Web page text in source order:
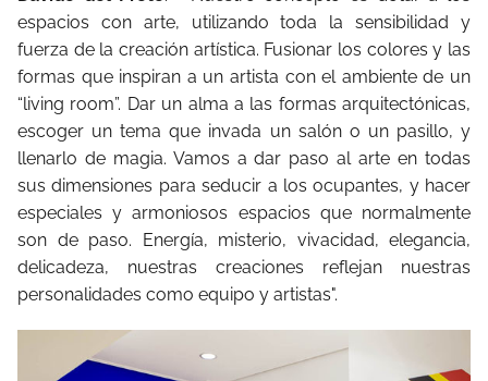
espacios con arte, utilizando toda la sensibilidad y
fuerza de la creación artística. Fusionar los colores y las
formas que inspiran a un artista con el ambiente de un
“living room”. Dar un alma a las formas arquitectónicas,
escoger un tema que invada un salón o un pasillo, y
llenarlo de magia. Vamos a dar paso al arte en todas
sus dimensiones para seducir a los ocupantes, y hacer
especiales y armoniosos espacios que normalmente
son de paso. Energía, misterio, vivacidad, elegancia,
delicadeza, nuestras creaciones reflejan nuestras
personalidades como equipo y artistas".